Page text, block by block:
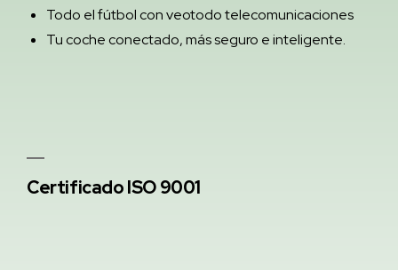
Todo el fútbol con veotodo telecomunicaciones
Tu coche conectado, más seguro e inteligente.
Certificado ISO 9001